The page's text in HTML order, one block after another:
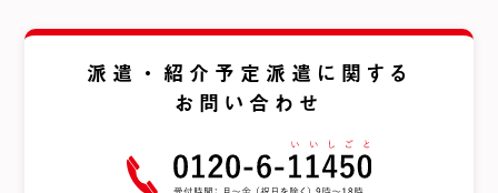
派遣・紹介予定派遣に関する
お問い合わせ